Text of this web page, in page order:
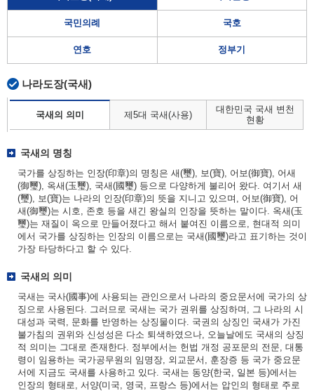
국민의례 국호
연호 정부기
나라도장(국새)
국새의 의미 제5대 국새(사용)
대한민국 국새 변천
현황
국새의 명칭
국가를 상징하는 인장(印章)의 명칭은 새(璽), 보(寶), 어보(御寶), 어새
(御璽), 옥새(玉璽), 국새(國璽) 등으로 다양하게 불리어 왔다. 여기서 새
(璽), 보(寶)는 나라의 인장(印章)의 뜻을 지니고 있으며, 어보(御寶), 어
새(御璽)는 시호, 존호 등을 새긴 왕실의 인장을 뜻하는 말이다. 옥새(玉
璽)는 재질이 옥으로 만들어졌다고 해서 붙여진 이름으로, 현대적 의미
에서 국가를 상징하는 인장의 이름으로는 국새(國璽)라고 표기하는 것이
가장 타당하다고 할 수 있다.
국새의 의미
국새는 국사(國事)에 사용되는 관인으로서 나라의 중요문서에 국가의 상
징으로 사용된다. 그러므로 국새는 국가 권위를 상징하며, 그 나라의 시
대성과 국력, 문화를 반영하는 상징물이다. 국권의 상징인 국새가 가진
불가침의 권위와 신성성은 다소 퇴색하였으나, 오늘날에도 국새의 상징
적 의미는 그대로 존재한다. 정부에서는 헌법 개정 공포문의 전문, 대통
령이 임용하는 국가공무원의 임명장, 외교문서, 훈장증 등 국가 중요문
서에 지금도 국새를 사용하고 있다. 국새는 동양(한국, 일본 등)에서는
인장의 형태로, 서양(미국, 영국, 프랑스 등)에서는 압인의 형태로 주로